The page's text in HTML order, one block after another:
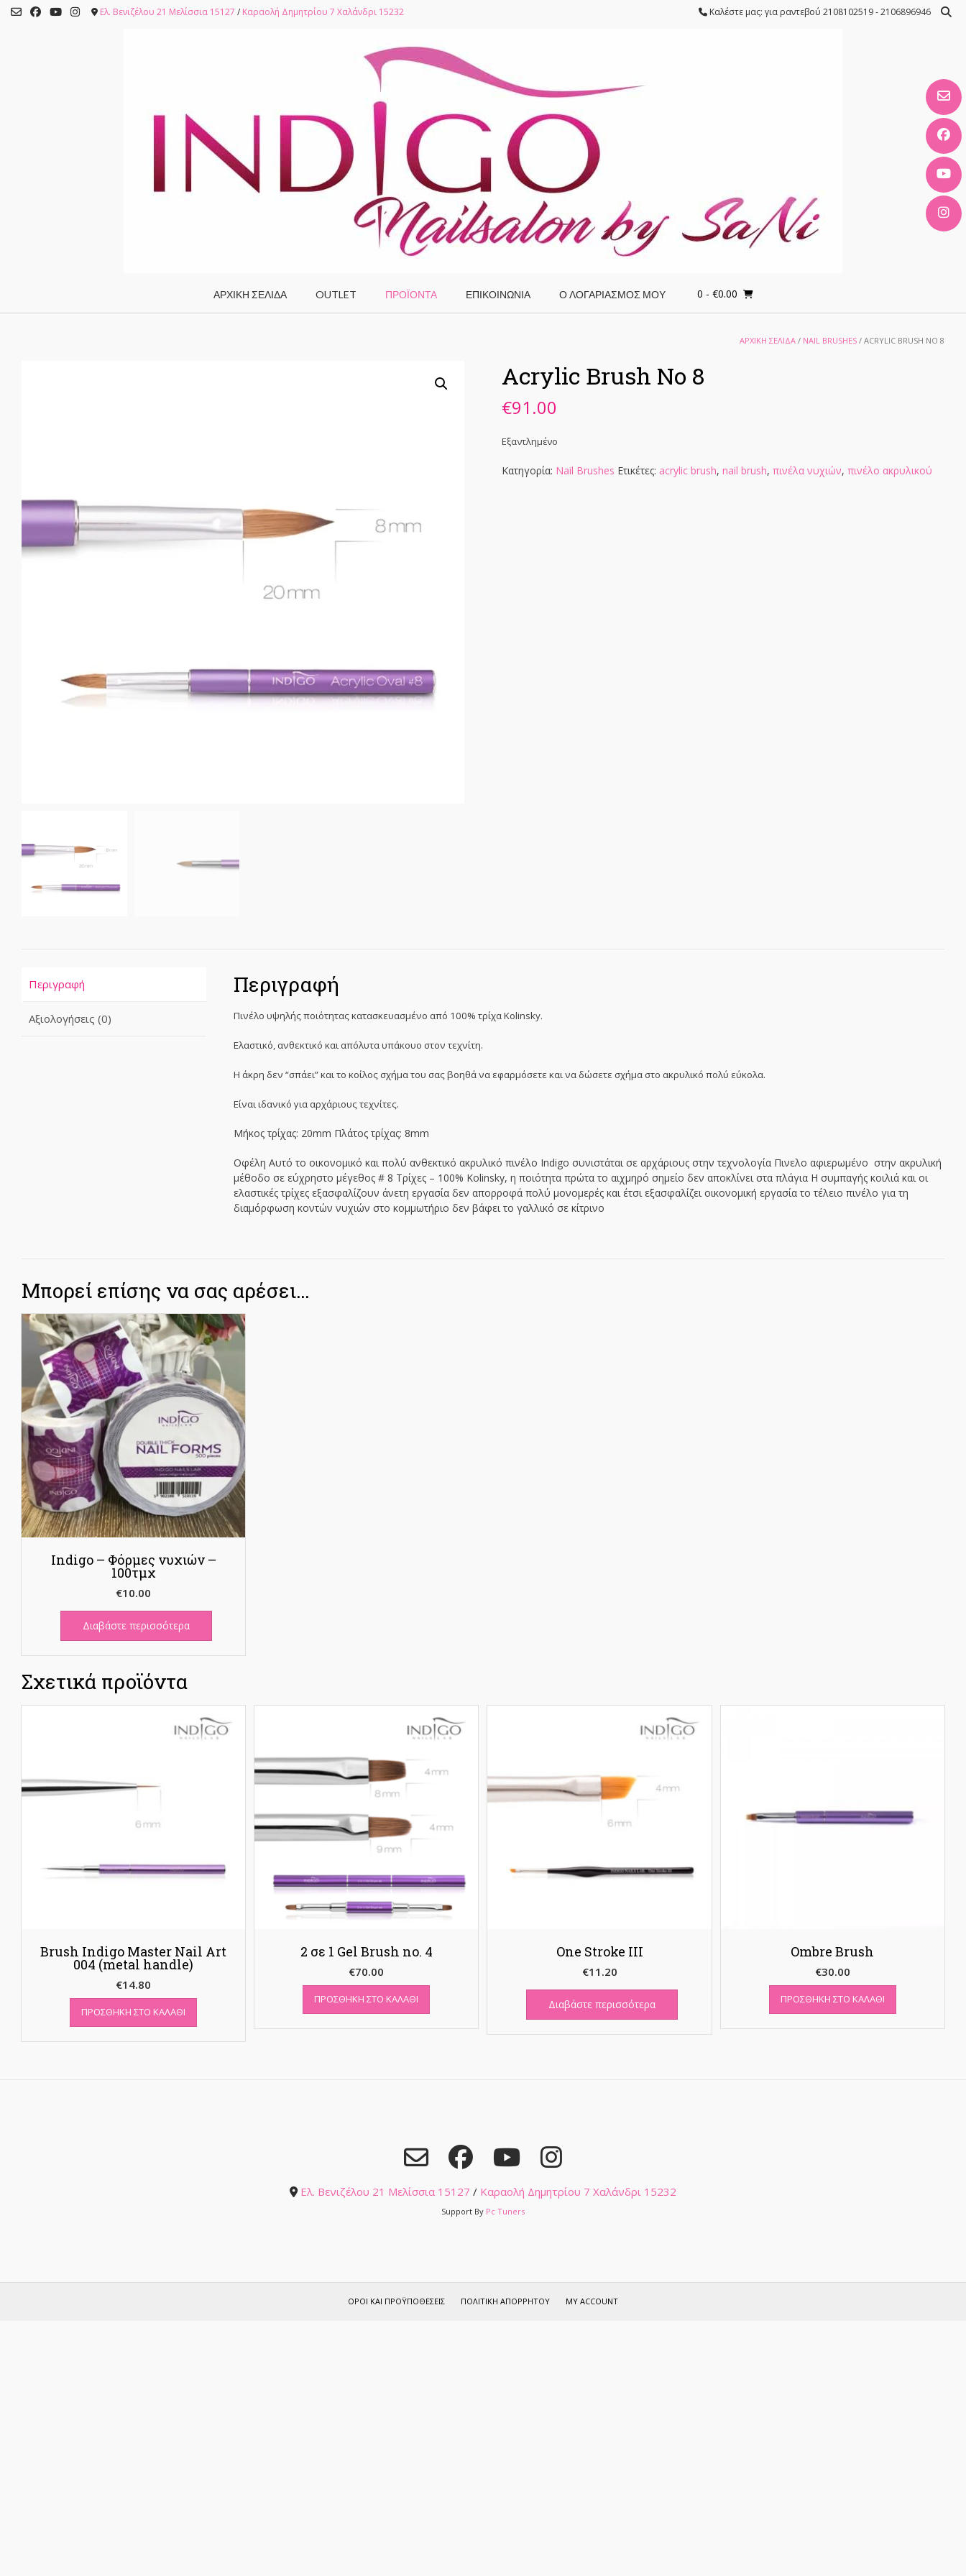
Skip
Ελ. Βενιζέλου 21 Μελίσσια 15127 / Καραολή Δημητρίου 7 Χαλάνδρι 15232 Καλέστε μας: για ραντεβού 2108102519 - 2106896946
ΑΡΧΙΚΗ ΣΕΛΙΔΑ OUTLET ΠΡΟΪΌΝΤΑ ΕΠΙΚΟΙΝΩΝΙΑ Ο ΛΟΓΑΡΙΑΣΜΌΣ ΜΟΥ 0 - €0.00
ΑΡΧΙΚΉ ΣΕΛΊΔΑ / NAIL BRUSHES / ACRYLIC BRUSH NO 8
Acrylic Brush No 8
€91.00
Εξαντλημένο
Κατηγορία: Nail Brushes Ετικέτες: acrylic brush, nail brush, πινέλα νυχιών, πινέλο ακρυλικού
Περιγραφή
Αξιολογήσεις (0)
Περιγραφή
Πινέλο υψηλής ποιότητας κατασκευασμένο από 100% τρίχα Kolinsky.
Ελαστικό, ανθεκτικό και απόλυτα υπάκουο στον τεχνίτη.
Η άκρη δεν “σπάει” και το κοίλος σχήμα του σας βοηθά να εφαρμόσετε και να δώσετε σχήμα στο ακρυλικό πολύ εύκολα.
Είναι ιδανικό για αρχάριους τεχνίτες.
Μήκος τρίχας: 20mm Πλάτος τρίχας: 8mm
Οφέλη Αυτό το οικονομικό και πολύ ανθεκτικό ακρυλικό πινέλο Indigo συνιστάται σε αρχάριους στην τεχνολογία Πινελο αφιερωμένο στην ακρυλική
μέθοδο σε εύχρηστο μέγεθος # 8 Τρίχες – 100% Kolinsky, η ποιότητα πρώτα το αιχμηρό σημείο δεν αποκλίνει στα πλάγια Η συμπαγής κοιλιά και οι
ελαστικές τρίχες εξασφαλίζουν άνετη εργασία δεν απορροφά πολύ μονομερές και έτσι εξασφαλίζει οικονομική εργασία το τέλειο πινέλο για τη
διαμόρφωση κοντών νυχιών στο κομμωτήριο δεν βάφει το γαλλικό σε κίτρινο
Μπορεί επίσης να σας αρέσει…
Indigo – Φόρμες νυχιών –
100τμχ
€10.00
Διαβάστε περισσότερα
Σχετικά προϊόντα
Brush Indigo Master Nail Art
004 (metal handle)
€14.80
ΠΡΟΣΘΉΚΗ ΣΤΟ ΚΑΛΆΘΙ
2 σε 1 Gel Brush no. 4
€70.00
ΠΡΟΣΘΉΚΗ ΣΤΟ ΚΑΛΆΘΙ
One Stroke III
€11.20
Διαβάστε περισσότερα
Ombre Brush
€30.00
ΠΡΟΣΘΉΚΗ ΣΤΟ ΚΑΛΆΘΙ
Ελ. Βενιζέλου 21 Μελίσσια 15127 / Καραολή Δημητρίου 7 Χαλάνδρι 15232
Support By Pc Tuners
ΌΡΟΙ ΚΑΙ ΠΡΟΫΠΟΘΈΣΕΙΣ ΠΟΛΙΤΙΚΉ ΑΠΟΡΡΉΤΟΥ MY ACCOUNT